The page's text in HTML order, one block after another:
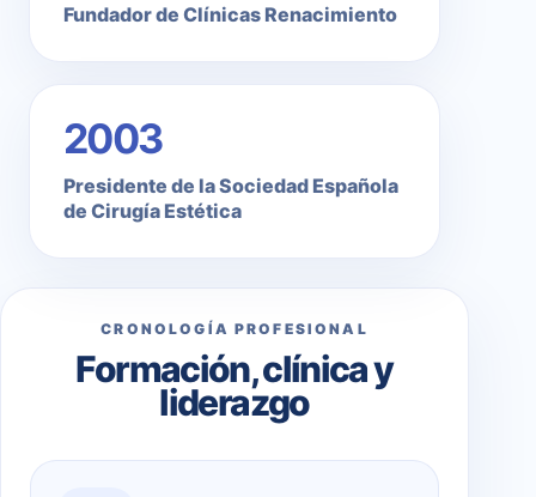
Fundador de Clínicas Renacimiento
2003
Presidente de la Sociedad Española
de Cirugía Estética
CRONOLOGÍA PROFESIONAL
Formación, clínica y
liderazgo